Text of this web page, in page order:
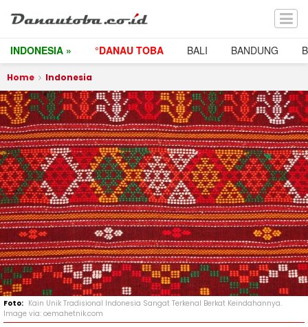
INDONESIA » °DANAU TOBA BALI BANDUNG
Home Indonesia
Kain Unik Tradisional Indonesia Sangat Terkenal Berkat Keindahannya.
Image via: oemahetnik.com